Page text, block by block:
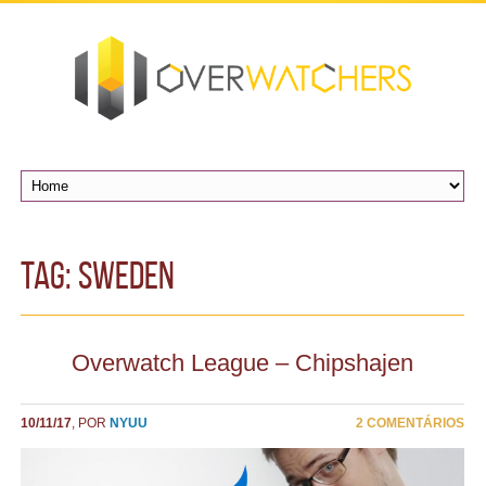
TAG: sweden
Overwatch League – Chipshajen
10/11/17, POR NYUU 2 COMENTÁRIOS